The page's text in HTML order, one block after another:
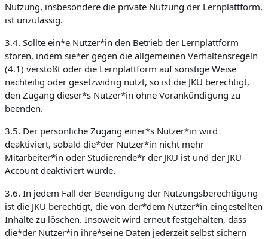
Nutzung, insbesondere die private Nutzung der Lernplattform,
ist unzulässig.
3.4. Sollte ein*e Nutzer*in den Betrieb der Lernplattform
stören, indem sie*er gegen die allgemeinen Verhaltensregeln
(4.1) verstößt oder die Lernplattform auf sonstige Weise
nachteilig oder gesetzwidrig nutzt, so ist die JKU berechtigt,
den Zugang dieser*s Nutzer*in ohne Vorankündigung zu
beenden.
3.5. Der persönliche Zugang einer*s Nutzer*in wird
deaktiviert, sobald die*der Nutzer*in nicht mehr
Mitarbeiter*in oder Studierende*r der JKU ist und der JKU
Account deaktiviert wurde.
3.6. In jedem Fall der Beendigung der Nutzungsberechtigung
ist die JKU berechtigt, die von der*dem Nutzer*in eingestellten
Inhalte zu löschen. Insoweit wird erneut festgehalten, dass
die*der Nutzer*in ihre*seine Daten jederzeit selbst sichern